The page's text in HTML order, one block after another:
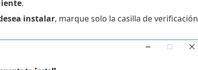
.
instalar, marque solo la casilla de verificación